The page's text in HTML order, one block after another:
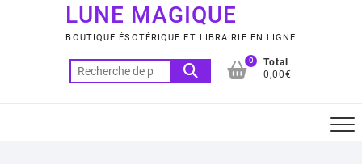
LUNE MAGIQUE
BOUTIQUE ÉSOTÉRIQUE ET LIBRAIRIE EN LIGNE
Recherche
pour :
0
Total
0,00€